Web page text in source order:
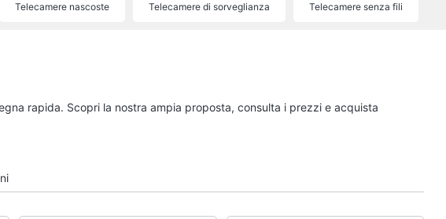
tutti
Telecamere nascoste Telecamere di sorveglianza Telecamere senza fili
rapida. Scopri la nostra ampia proposta, consulta i prezzi e acquista